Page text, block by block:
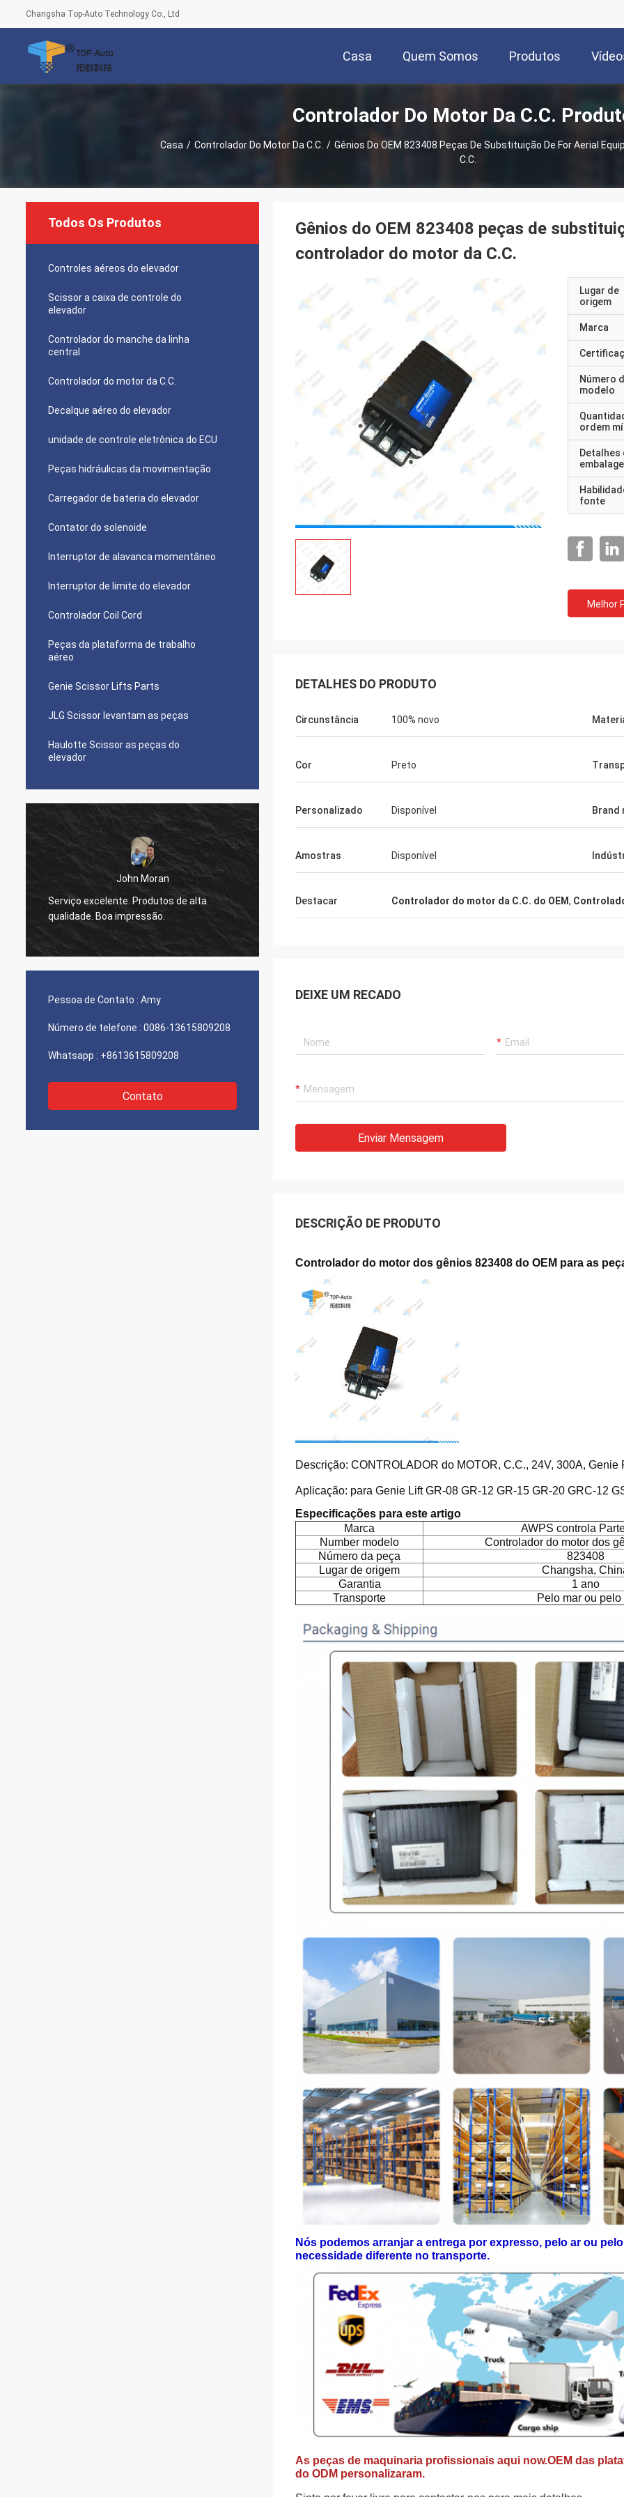
Changsha Top-Auto Technology Co., Ltd
Casa Quem Somos Produtos
Controlador Do Motor Da C.C.
Casa / Controlador Do Motor Da C.C. / Gênios Do OEM 823408 Peças De Substituição De For Aerial
C.C.
Todos Os Produtos
Controles aéreos do elevador
Scissor a caixa de controle do
elevador
Controlador do manche da linha
central
Controlador do motor da C.C.
Decalque aéreo do elevador
unidade de controle eletrônica do ECU
Peças hidráulicas da movimentação
Carregador de bateria do elevador
Contator do solenoide
Interruptor de alavanca momentâneo
Interruptor de limite do elevador
Controlador Coil Cord
Peças da plataforma de trabalho
aéreo
Genie Scissor Lifts Parts
JLG Scissor levantam as peças
Haulotte Scissor as peças do
elevador
John Moran
Serviço excelente. Produtos de alta
qualidade. Boa impressão.
pedirá outra vez. Obrigado para toda sua
ajuda.
Richard
relativamente bons.
Pessoa de Contato : Amy
Número de telefone : 0086-13615809208
Whatsapp : +8613615809208
Contato
Gênios do OEM 823408 peças de
controlador do motor da C.C.
Lugar de
origem
Marca
Número
modelo
ordem
Detalhes
fonte
Melhor
DETALHES DO PRODUTO
Circunstância 100% novo
Cor Preto
Personalizado Disponível Brand
Amostras Disponível
Destacar Controlador do motor da C.C. do OEM,
DEIXE UM RECADO
Enviar Mensagem
DESCRIÇÃO DE PRODUTO
Controlador do motor dos gênios 823408 do OEM para as
Descrição: CONTROLADOR do MOTOR, C.C., 24V, 300A, Genie
Aplicação: para Genie Lift GR-08 GR-12 GR-15 GR-20 GRC-12
Especificações para este artigo
Marca
AWPS controla
Number modelo
Controlador do motor dos
Número da peça
823408
Lugar de origem
Changsha,
Garantia
1 ano
Transporte
Pelo mar ou pelo
Nós podemos arranjar a entrega por expresso, pelo ar ou
necessidade diferente no transporte.
As peças de maquinaria profissionais aqui now.OEM das
do ODM personalizaram.